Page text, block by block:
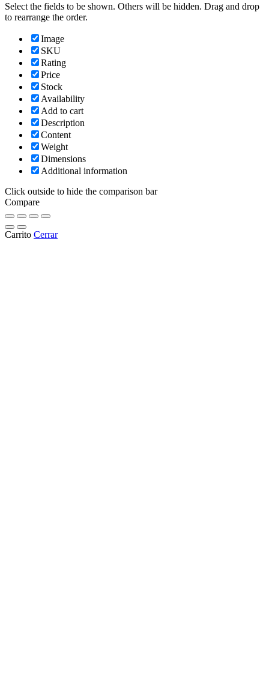
Select the fields to be shown. Others will be hidden. Drag and drop
to rearrange the order.
Image
SKU
Rating
Price
Stock
Availability
Add to cart
Description
Content
Weight
Dimensions
Additional information
Click outside to hide the comparison bar
Compare
Carrito Cerrar